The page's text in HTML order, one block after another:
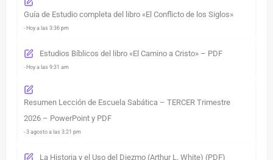
Guía de Estudio completa del libro «El Conflicto de los Siglos»
- Hoy a las 3:36 pm
Estudios Bíblicos del libro «El Camino a Cristo» – PDF
- Hoy a las 9:31 am
Resumen Lección de Escuela Sabática – TERCER Trimestre
2026 – PowerPoint y PDF
- 3 agosto a las 3:21 pm
La Historia y el Uso del Diezmo (Arthur L. White) (PDF)